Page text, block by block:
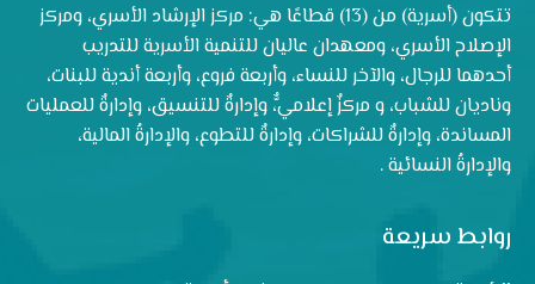
تتكون (أسرية) من (13) قطاعًا هي: مركز الإرشاد الأسري، ومركز
الإصلاح الأسري، ومعهدان عاليان للتنمية الأسرية للتدريب
أحدهما للرجال، والآخر للنساء، وأربعة فروع، وأربعة أندية للبنات،
وناديان للشباب، و مركزٌ إعلاميٌّ، وإدارةٌ للتنسيق، وإدارةٌ للعمليات
المساندة، وإدارةٌ للشراكات، وإدارةٌ للتطوع، والإدارةُ المالية،
والإدارةُ النسائية .
روابط سريعة